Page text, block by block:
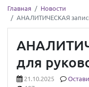
Главная
Новости
АНАЛИТИЧЕСКАЯ
для
21.10.2025